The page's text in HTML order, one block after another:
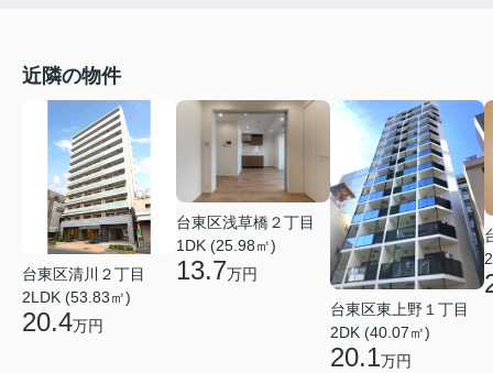
近隣の物件
台東区清川２丁目
2LDK (53.83㎡)
20.4万円
台東区浅草橋２丁目
1DK (25.98㎡)
13.7万円
台東区東上野１丁目
2DK (40.07㎡)
20.1万円